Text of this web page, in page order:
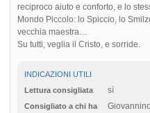
reciproco aiuto e conforto, e lo
Mondo Piccolo: lo Spiccio, lo
vecchia maestra…
Su tutti, veglia il Cristo, e sorride.
INDICAZIONI UTILI
Lettura consigliata
sì
Consigliato a chi ha